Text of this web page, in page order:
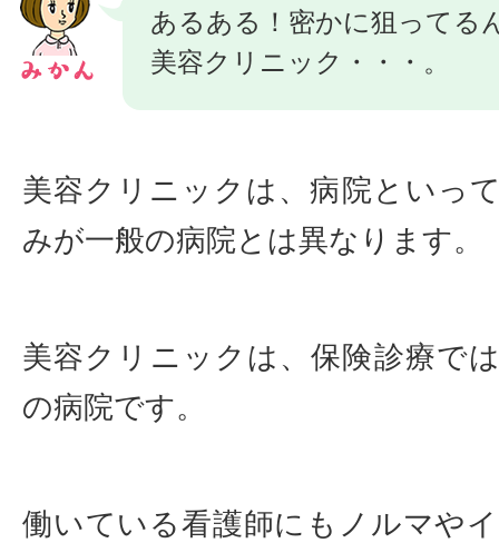
あるある！密かに狙ってる
美容クリニック・・・。
美容クリニックは、病院といっ
みが一般の病院とは異なります。
美容クリニックは、保険診療で
の病院です。
働いている看護師にもノルマや